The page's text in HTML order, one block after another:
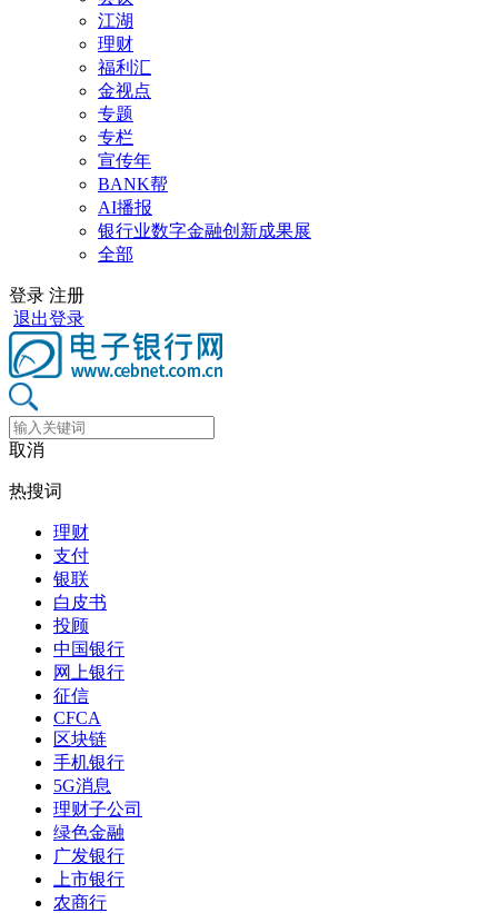
江湖
理财
福利汇
金视点
专题
专栏
宣传年
BANK帮
AI播报
银行业数字金融创新成果展
全部
登录 注册
退出登录
取消
热搜词
理财
支付
银联
白皮书
投顾
中国银行
网上银行
征信
CFCA
区块链
手机银行
5G消息
理财子公司
绿色金融
广发银行
上市银行
农商行